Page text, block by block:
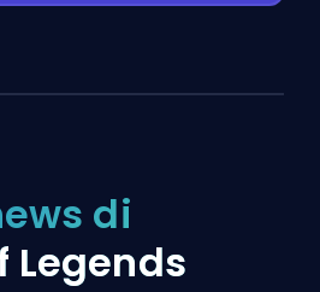
di
Legends